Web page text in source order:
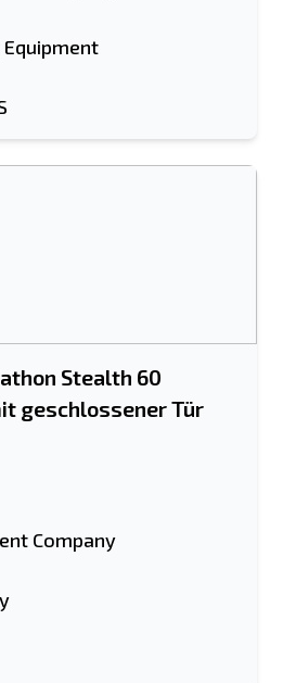
Stealth 60
geschlossener Tür
Company
senden